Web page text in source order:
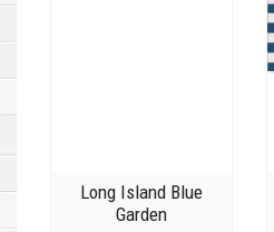
Long Island Blue
Garden